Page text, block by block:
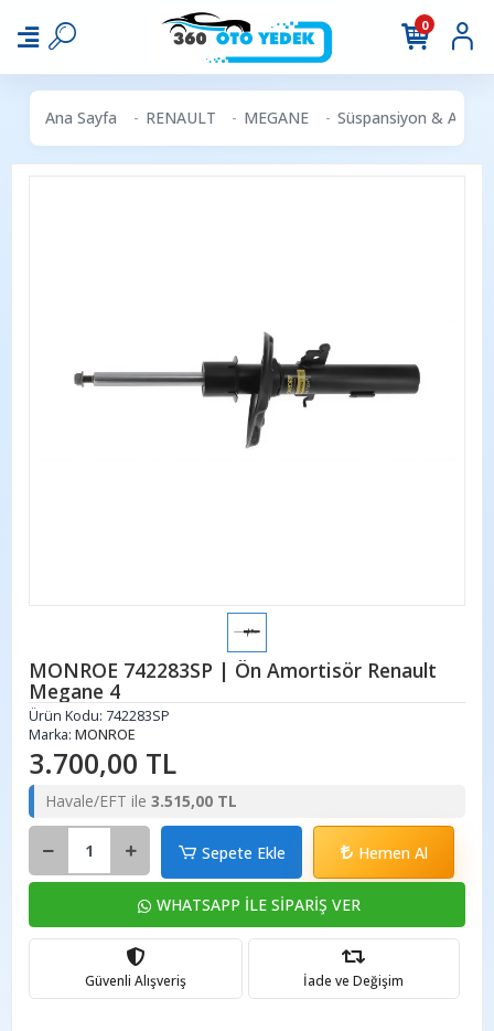
0
Ana Sayfa RENAULT MEGANE Süspansiyon & Aks
MONROE 742283SP | Ön Amortisör Renault
Megane 4
Ürün Kodu: 742283SP
Marka: MONROE
3.700,00 TL
Havale/EFT ile 3.515,00 TL
Sepete Ekle Hemen Al
WHATSAPP İLE SİPARİŞ VER
Güvenli Alışveriş İade ve Değişim